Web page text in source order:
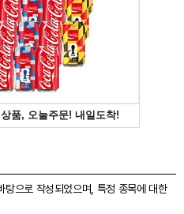
으로 작성되었으며, 특정 종목에 대한